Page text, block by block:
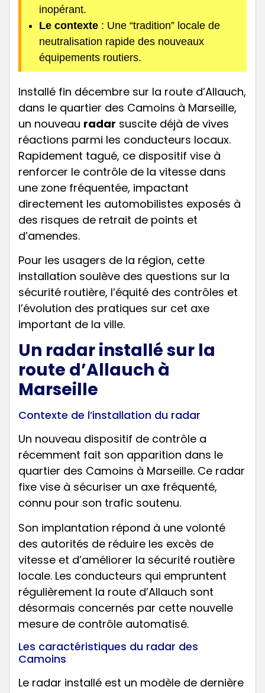
inopérant.
Le contexte : Une “tradition” locale de
neutralisation rapide des nouveaux
équipements routiers.
Installé fin décembre sur la route d’Allauch,
dans le quartier des Camoins à Marseille,
un nouveau radar suscite déjà de vives
réactions parmi les conducteurs locaux.
Rapidement tagué, ce dispositif vise à
renforcer le contrôle de la vitesse dans
une zone fréquentée, impactant
directement les automobilistes exposés à
des risques de retrait de points et
d’amendes.
Pour les usagers de la région, cette
installation soulève des questions sur la
sécurité routière, l’équité des contrôles et
l’évolution des pratiques sur cet axe
important de la ville.
Un radar installé sur la
route d’Allauch à
Marseille
Contexte de l’installation du radar
Un nouveau dispositif de contrôle a
récemment fait son apparition dans le
quartier des Camoins à Marseille. Ce radar
fixe vise à sécuriser un axe fréquenté,
connu pour son trafic soutenu.
Son implantation répond à une volonté
des autorités de réduire les excès de
vitesse et d’améliorer la sécurité routière
locale. Les conducteurs qui empruntent
régulièrement la route d’Allauch sont
désormais concernés par cette nouvelle
mesure de contrôle automatisé.
Les caractéristiques du radar des
Camoins
Le radar installé est un modèle de dernière